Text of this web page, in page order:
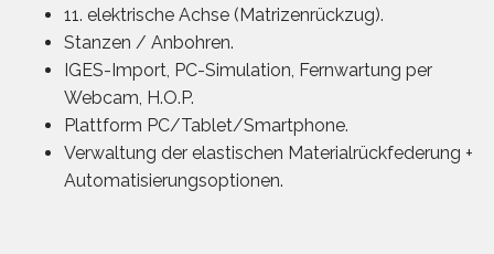
11. elektrische Achse (Matrizenrückzug).
Stanzen / Anbohren.
IGES-Import, PC-Simulation, Fernwartung per
Webcam, H.O.P.
Plattform PC/Tablet/Smartphone.
Verwaltung der elastischen Materialrückfederung +
Automatisierungsoptionen.